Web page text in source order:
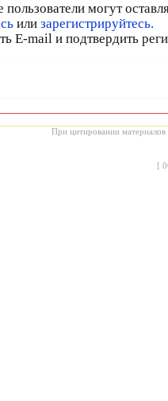
могут
или зарегистрируйтесь.
E-mail и подтвердить
При цитировании материалов
[